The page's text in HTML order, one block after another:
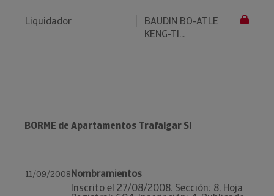
Liquidador
BAUDIN BO-ATLE
KENG-TI...
BORME de Apartamentos Trafalgar Sl
11/09/2008Nombramientos
Inscrito el 27/08/2008. Sección: 8, Hoja